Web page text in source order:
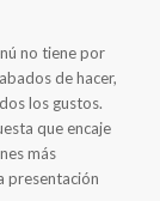
no tiene por
de hacer,
los gustos.
que encaje
más
presentación